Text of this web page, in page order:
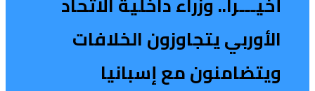
الأوربي يتجاوزون الخلافات
ويتضامنون مع إسبانيا